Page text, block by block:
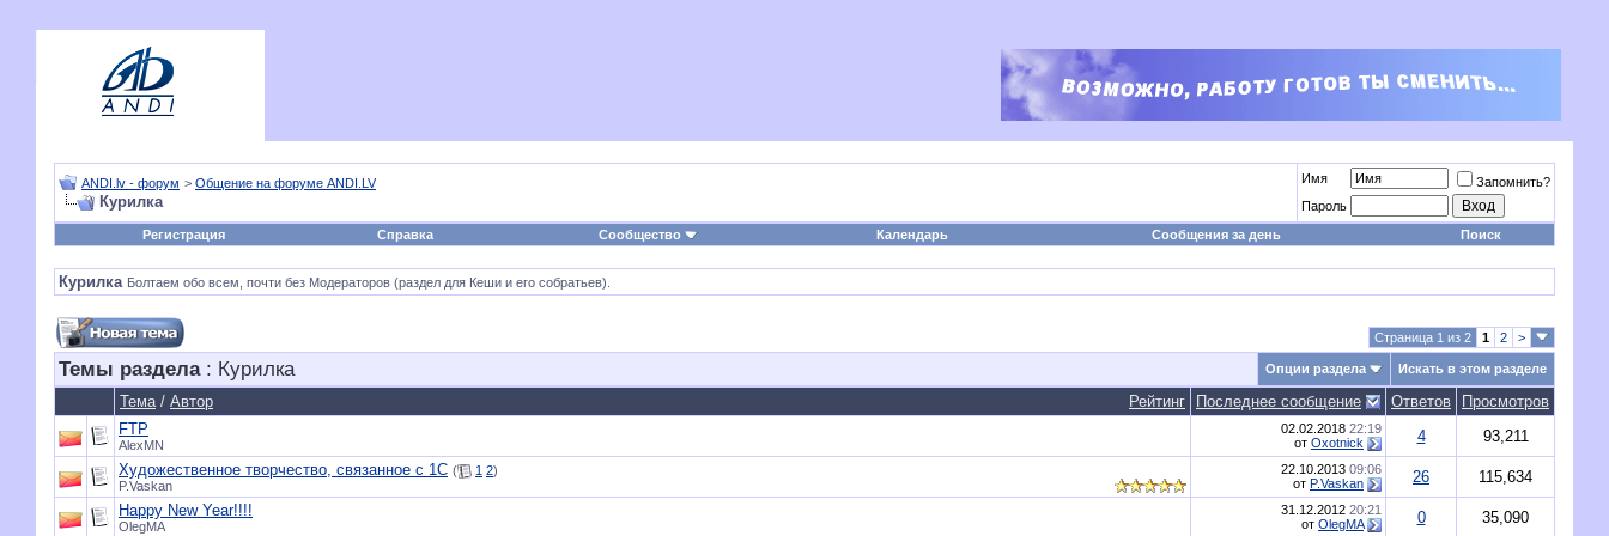
ANDI.lv - форум > Общение на форуме ANDI.LV
Курилка
Имя
Запомнить?
Пароль
Регистрация
Справка Сообщество Календарь Сообщения за день Поиск
Курилка Болтаем обо всем, почти без Модераторов (раздел для Кеши и его собратьев).
Страница 1 из 2 1 2 >
Темы раздела: Курилка Опции раздела Искать в этом разделе
Рейтинг
Тема/ Автор Последнее сообщение Ответов
Просмотров
FTP
AlexMN
02.02.2018 22:19
от Oxotnick 4
93,211
Художественное творчество, связанное с 1С ( 1 2)
P.Vaskan
22.10.2013 09:06
от P.Vaskan 26
115,634
Happy New Year!!!!
OlegMA
31.12.2012 20:21
от OlegMA 0
35,090